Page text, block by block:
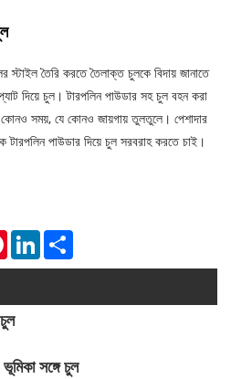
স্টাইল তৈরি করতে তৈলাক্ত চুলকে বিদায় জানাতে
দিয়ে চুল। টারপলিন পাউডার সহ চুল বহন করা
সময়, যে কোনও জায়গায় তুলতুলে। পেশাদার
টারপলিন পাউডার দিয়ে চুল সরবরাহ করতে চাই।
PinterestLinkedInShare
সঙ্গে চুল